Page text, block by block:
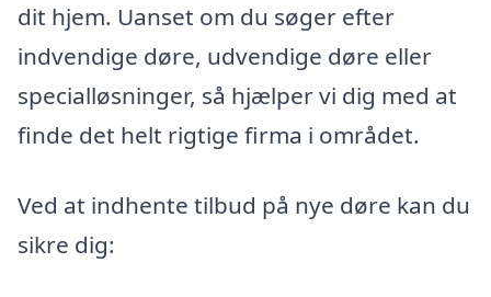
dit hjem. Uanset om du søger efter
indvendige døre, udvendige døre eller
specialløsninger, så hjælper vi dig med at
finde det helt rigtige firma i området.
Ved at indhente tilbud på nye døre kan du
sikre dig: